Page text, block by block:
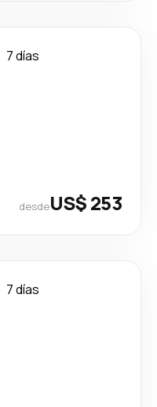
7 días
desdeUS$ 253
7 días